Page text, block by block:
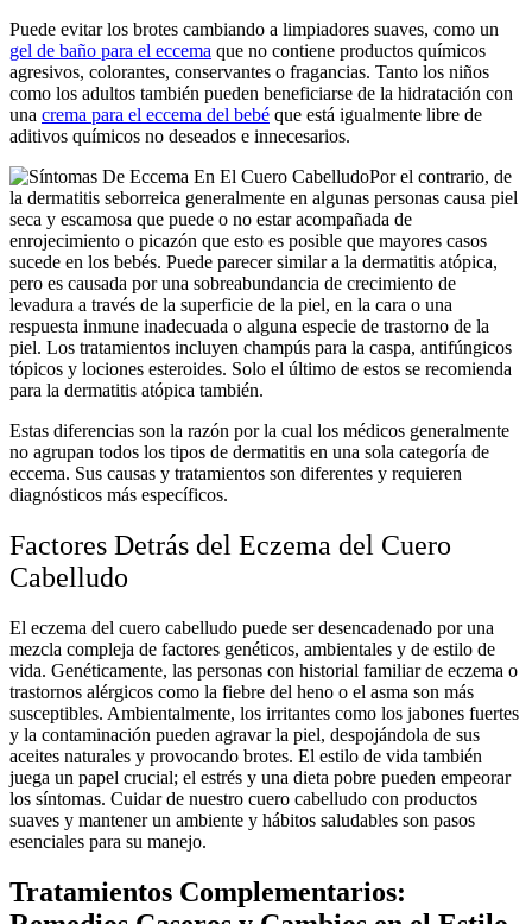
Puede evitar los brotes cambiando a limpiadores suaves, como un
gel de baño para el eccema que no contiene productos químicos
agresivos, colorantes, conservantes o fragancias. Tanto los niños
como los adultos también pueden beneficiarse de la hidratación con
una crema para el eccema del bebé que está igualmente libre de
aditivos químicos no deseados e innecesarios.
Por el contrario, de
la dermatitis seborreica generalmente en algunas personas causa piel
seca y escamosa que puede o no estar acompañada de
enrojecimiento o picazón que esto es posible que mayores casos
sucede en los bebés. Puede parecer similar a la dermatitis atópica,
pero es causada por una sobreabundancia de crecimiento de
levadura a través de la superficie de la piel, en la cara o una
respuesta inmune inadecuada o alguna especie de trastorno de la
piel. Los tratamientos incluyen champús para la caspa, antifúngicos
tópicos y lociones esteroides. Solo el último de estos se recomienda
para la dermatitis atópica también.
Estas diferencias son la razón por la cual los médicos generalmente
no agrupan todos los tipos de dermatitis en una sola categoría de
eccema. Sus causas y tratamientos son diferentes y requieren
diagnósticos más específicos.
Factores Detrás del Eczema del Cuero
Cabelludo
El eczema del cuero cabelludo puede ser desencadenado por una
mezcla compleja de factores genéticos, ambientales y de estilo de
vida. Genéticamente, las personas con historial familiar de eczema o
trastornos alérgicos como la fiebre del heno o el asma son más
susceptibles. Ambientalmente, los irritantes como los jabones fuertes
y la contaminación pueden agravar la piel, despojándola de sus
aceites naturales y provocando brotes. El estilo de vida también
juega un papel crucial; el estrés y una dieta pobre pueden empeorar
los síntomas. Cuidar de nuestro cuero cabelludo con productos
suaves y mantener un ambiente y hábitos saludables son pasos
esenciales para su manejo.
Tratamientos Complementarios: